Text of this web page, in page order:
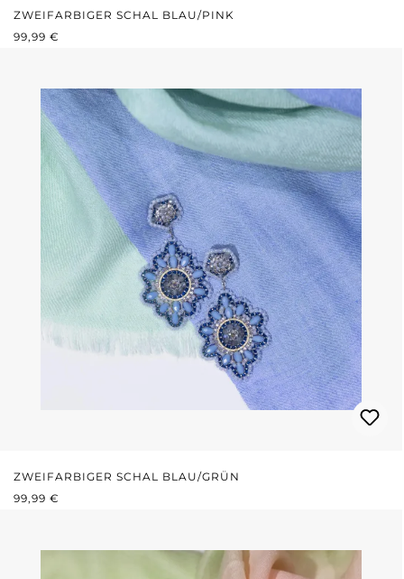
ZWEIFARBIGER SCHAL BLAU/PINK
REGULÄRER PREIS:
99,99 €
ZWEIFARBIGER SCHAL BLAU/GRÜN
REGULÄRER PREIS:
99,99 €